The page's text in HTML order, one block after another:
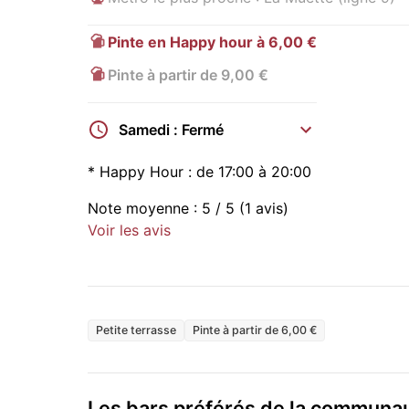
Pinte en Happy hour à 6,00 €
Pinte à partir de 9,00 €
Samedi : Fermé
* Happy Hour : de 17:00 à 20:00
Note moyenne : 5 / 5 (1 avis)
Voir les avis
Petite terrasse Pinte à partir de 6,00 €